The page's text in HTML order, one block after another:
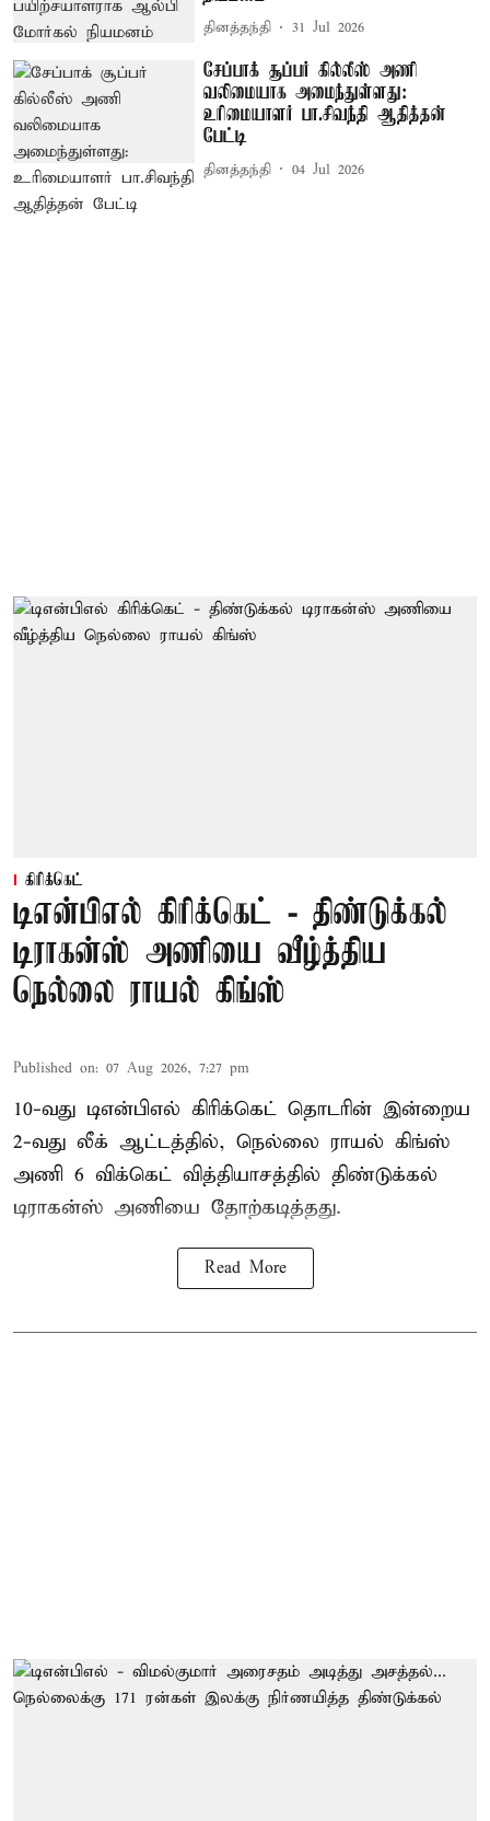
தினத்தந்தி 31 Jul 2026
சேப்பாக் சூப்பர் கில்லீஸ் அணி
வலிமையாக அமைந்துள்ளது:
உரிமையாளர் பா.சிவந்தி ஆதித்தன்
பேட்டி
தினத்தந்தி 04 Jul 2026
கிரிக்கெட்
டிஎன்பிஎல் கிரிக்கெட் - திண்டுக்கல்
டிராகன்ஸ் அணியை வீழ்த்திய
நெல்லை ராயல் கிங்ஸ்
Published on: 07 Aug 2026, 7:27 pm
10-வது டிஎன்பிஎல் கிரிக்கெட் தொடரின் இன்றைய
2-வது லீக் ஆட்டத்தில், நெல்லை ராயல் கிங்ஸ்
அணி 6 விக்கெட் வித்தியாசத்தில் திண்டுக்கல்
டிராகன்ஸ் அணியை தோற்கடித்தது.
Read More